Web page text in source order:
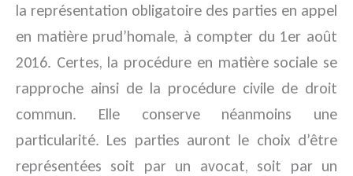
la représentation obligatoire des parties en appel
en matière prud’homale, à compter du 1er août
2016. Certes, la procédure en matière sociale se
rapproche ainsi de la procédure civile de droit
commun. Elle conserve néanmoins une
particularité. Les parties auront le choix d’être
représentées soit par un avocat, soit par un